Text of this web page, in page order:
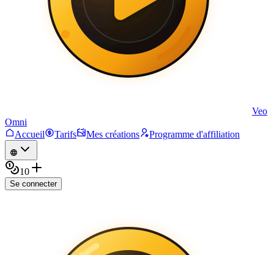
Veo
Omni
Accueil
Tarifs Mes créations Programme d'affiliation
10
Se connecter